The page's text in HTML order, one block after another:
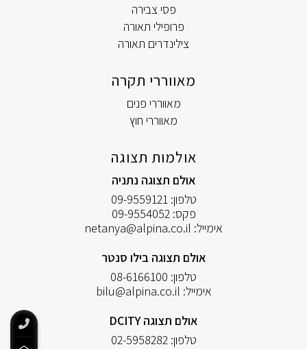
פסי צבירה
פרופילי תאורה
צילינדרים תאורה
מאווררי תקרה
מאווררי פנים
מאווררי חוץ
אולמות תצוגה
אולם תצוגה נתניה
טלפון:09-9559121
פקס:09-9554052
אימייל: netanya@alpina.co.il
אולם תצוגה בילו סנטר
טלפון: 08-6166100
אימייל: bilu@alpina.co.il
אולם תצוגה DCITY
טלפון:02-5958282